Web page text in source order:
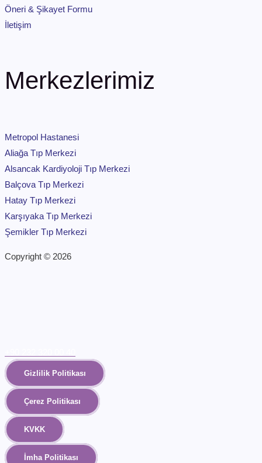
Öneri & Şikayet Formu
İletişim
Merkezlerimiz
Metropol Hastanesi
Aliağa Tıp Merkezi
Alsancak Kardiyoloji Tıp Merkezi
Balçova Tıp Merkezi
Hatay Tıp Merkezi
Karşıyaka Tıp Merkezi
Şemikler Tıp Merkezi
Copyright © 2026
Gizlilik Politikası
Çerez Politikası
KVKK
İmha Politikası